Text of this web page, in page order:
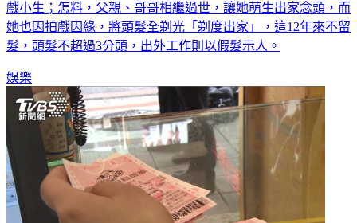
戲小生；怎料，父親、哥哥相繼過世，讓她萌生出家念頭，而
她也因拍戲因緣，將頭髮全剃光「剃度出家」，這12年來不留
髮，頭髮不超過3分頭，出外工作則以假髮示人。
娛樂